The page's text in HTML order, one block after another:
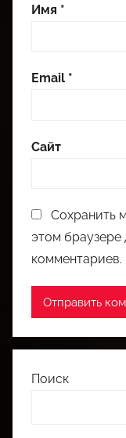
Имя *
Email *
Сайт
Сохранить
этом
комментариев.
Поиск